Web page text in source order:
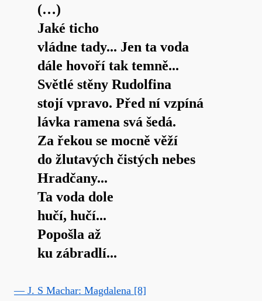
(…)
Jaké ticho
vládne tady... Jen ta voda
dále hovoří tak temně...
Světlé stěny Rudolfina
stojí vpravo. Před ní vzpíná
lávka ramena svá šedá.
Za řekou se mocně věží
do žlutavých čistých nebes
Hradčany...
Ta voda dole
hučí, hučí...
Popošla až
ku zábradlí...
— J. S Machar: Magdalena [8]